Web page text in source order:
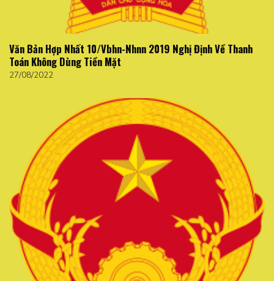
Văn Bản Hợp Nhất 10/Vbhn-Nhnn 2019 Nghị Định Về Thanh
Toán Không Dùng Tiền Mặt
27/08/2022